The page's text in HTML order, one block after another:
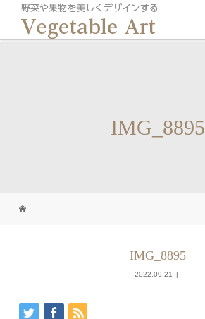
IMG_8895
IMG_8895
2022.09.21